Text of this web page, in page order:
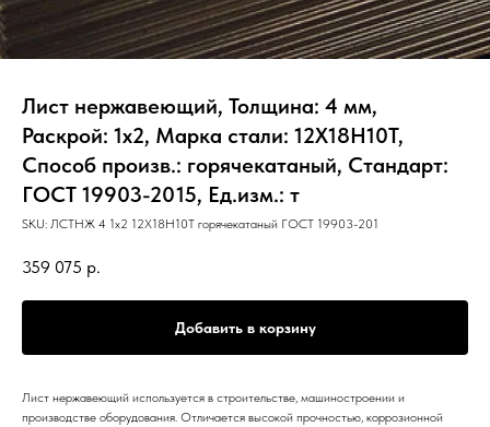
Лист нержавеющий, Толщина: 4 мм,
Раскрой: 1х2, Марка стали: 12Х18Н10Т,
Способ произв.: горячекатаный, Стандарт:
ГОСТ 19903-2015, Ед.изм.: т
SKU: ЛСТНЖ 4 1х2 12Х18Н10Т горячекатаный ГОСТ 19903-201
359 075 р.
Добавить в корзину
Лист нержавеющий используется в строительстве, машиностроении и
производстве оборудования. Отличается высокой прочностью, коррозионной